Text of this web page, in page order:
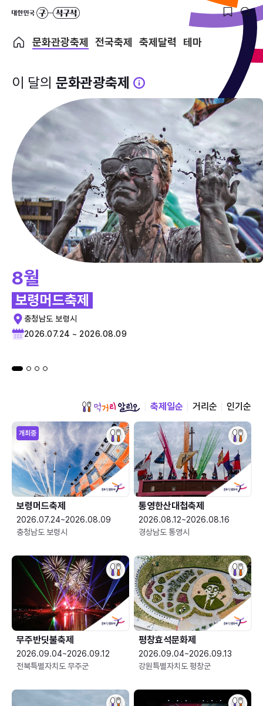
문화관광축제 전국축제 축제달력 테마
이 달의 문화관광축제
8월
보령머드축제
충청남도 보령시
2026.07.24 ~ 2026.08.09
축제일순 거리순 인기순
개최중
보령머드축제
2026.07.24~2026.08.09
충청남도 보령시
통영한산대첩축제
2026.08.12~2026.08.16
경상남도 통영시
무주반딧불축제
2026.09.04~2026.09.12
전북특별자치도 무주군
평창효석문화제
2026.09.04~2026.09.13
강원특별자치도 평창군